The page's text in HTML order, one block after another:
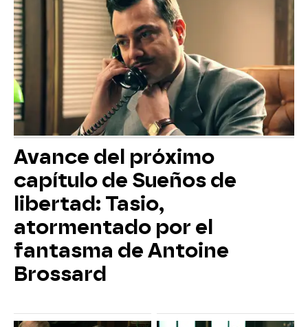
Avance del próximo
capítulo de Sueños de
libertad: Tasio,
atormentado por el
fantasma de Antoine
Brossard